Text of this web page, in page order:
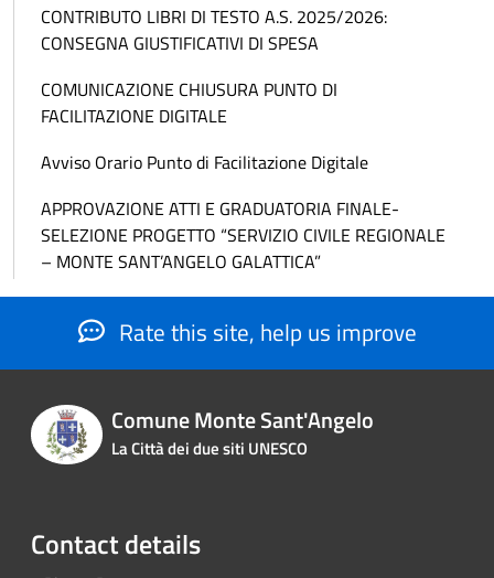
CONTRIBUTO LIBRI DI TESTO A.S. 2025/2026:
CONSEGNA GIUSTIFICATIVI DI SPESA
COMUNICAZIONE CHIUSURA PUNTO DI
FACILITAZIONE DIGITALE
Avviso Orario Punto di Facilitazione Digitale
APPROVAZIONE ATTI E GRADUATORIA FINALE-
SELEZIONE PROGETTO “SERVIZIO CIVILE REGIONALE
– MONTE SANT’ANGELO GALATTICA”
Rate this site, help us improve
Comune Monte Sant'Angelo
La Città dei due siti UNESCO
Contact details